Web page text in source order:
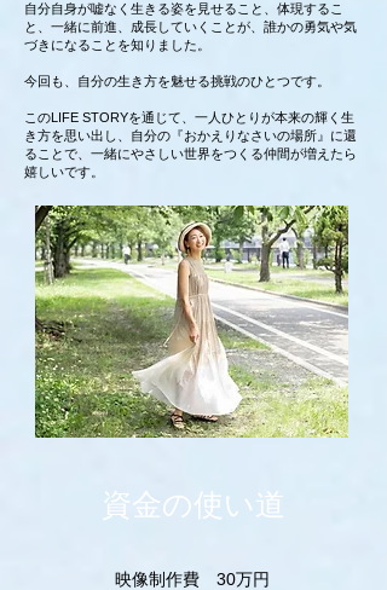
自分自身が嘘なく生きる姿を見せること、体現するこ
と、一緒に前進、成長していくことが、誰かの勇気や気
づきになることを知りました。
今回も、自分の生き方を魅せる挑戦のひとつです。
このLIFE STORYを通じて、一人ひとりが本来の輝く生
き方を思い出し、自分の『おかえりなさいの場所』に還
ることで、一緒にやさしい世界をつくる仲間が増えたら
嬉しいです。
資金の使い道
映像制作費 30万円